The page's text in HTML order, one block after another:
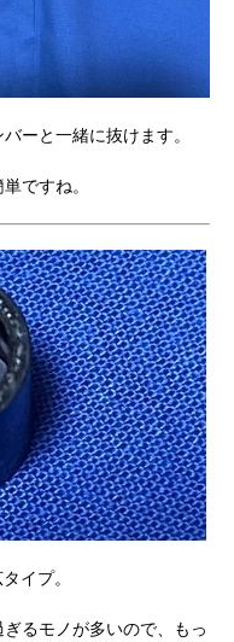
ーと一緒に抜けます。
ですね。
イプ。
るモノが多いので、もっ